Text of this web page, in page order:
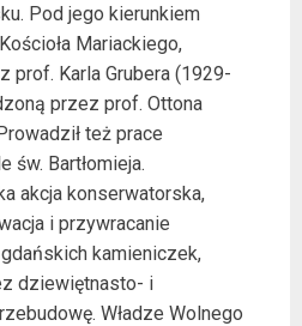
Pod jego kierunkiem
Mariackiego,
prof. Karla Grubera (1929-
przez prof. Ottona
też prace
św. Bartłomieja.
akcja konserwatorska,
i przywracanie
kamieniczek,
dziewiętnasto- i
Władze Wolnego